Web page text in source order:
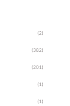
(2)
(382)
(201)
(1)
(1)